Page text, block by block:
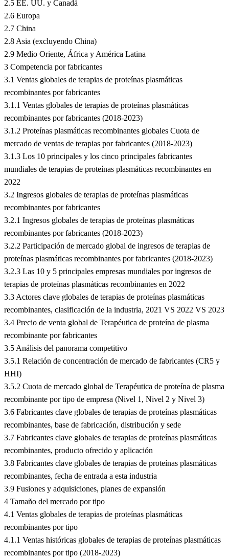
2.5 EE. UU. y Canadá
2.6 Europa
2.7 China
2.8 Asia (excluyendo China)
2.9 Medio Oriente, África y América Latina
3 Competencia por fabricantes
3.1 Ventas globales de terapias de proteínas plasmáticas
recombinantes por fabricantes
3.1.1 Ventas globales de terapias de proteínas plasmáticas
recombinantes por fabricantes (2018-2023)
3.1.2 Proteínas plasmáticas recombinantes globales Cuota de
mercado de ventas de terapias por fabricantes (2018-2023)
3.1.3 Los 10 principales y los cinco principales fabricantes
mundiales de terapias de proteínas plasmáticas recombinantes en
2022
3.2 Ingresos globales de terapias de proteínas plasmáticas
recombinantes por fabricantes
3.2.1 Ingresos globales de terapias de proteínas plasmáticas
recombinantes por fabricantes (2018-2023)
3.2.2 Participación de mercado global de ingresos de terapias de
proteínas plasmáticas recombinantes por fabricantes (2018-2023)
3.2.3 Las 10 y 5 principales empresas mundiales por ingresos de
terapias de proteínas plasmáticas recombinantes en 2022
3.3 Actores clave globales de terapias de proteínas plasmáticas
recombinantes, clasificación de la industria, 2021 VS 2022 VS 2023
3.4 Precio de venta global de Terapéutica de proteína de plasma
recombinante por fabricantes
3.5 Análisis del panorama competitivo
3.5.1 Relación de concentración de mercado de fabricantes (CR5 y
HHI)
3.5.2 Cuota de mercado global de Terapéutica de proteína de plasma
recombinante por tipo de empresa (Nivel 1, Nivel 2 y Nivel 3)
3.6 Fabricantes clave globales de terapias de proteínas plasmáticas
recombinantes, base de fabricación, distribución y sede
3.7 Fabricantes clave globales de terapias de proteínas plasmáticas
recombinantes, producto ofrecido y aplicación
3.8 Fabricantes clave globales de terapias de proteínas plasmáticas
recombinantes, fecha de entrada a esta industria
3.9 Fusiones y adquisiciones, planes de expansión
4 Tamaño del mercado por tipo
4.1 Ventas globales de terapias de proteínas plasmáticas
recombinantes por tipo
4.1.1 Ventas históricas globales de terapias de proteínas plasmáticas
recombinantes por tipo (2018-2023)